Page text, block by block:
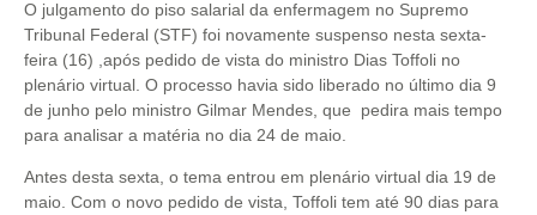
O julgamento do piso salarial da enfermagem no Supremo
Tribunal Federal (STF) foi novamente suspenso nesta sexta-
feira (16) ,após pedido de vista do ministro Dias Toffoli no
plenário virtual. O processo havia sido liberado no último dia 9
de junho pelo ministro Gilmar Mendes, que pedira mais tempo
para analisar a matéria no dia 24 de maio.
Antes desta sexta, o tema entrou em plenário virtual dia 19 de
maio. Com o novo pedido de vista, Toffoli tem até 90 dias para